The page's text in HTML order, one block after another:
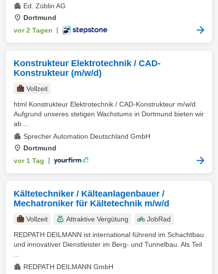
Ed. Züblin AG
Dortmund
vor 2 Tagen
Konstrukteur Elektrotechnik / CAD-
Konstrukteur (m/w/d)
Vollzeit
html Konstrukteur Elektrotechnik / CAD-Konstrukteur m/w/d
Aufgrund unseres stetigen Wachstums in Dortmund bieten wir
ab ...
Sprecher Automation Deutschland GmbH
Dortmund
vor 1 Tag
Kältetechniker / Kälteanlagenbauer /
Mechatroniker für Kältetechnik m/w/d
Vollzeit Attraktive Vergütung
JobRad
REDPATH DEILMANN ist international führend im Schachtbau
und innovativer Dienstleister im Berg- und Tunnelbau. Als Teil
REDPATH DEILMANN GmbH